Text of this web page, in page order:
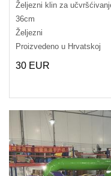
Željezni klin za
36cm
Željezni
Proizvedeno u Hrvatskoj
30 EUR